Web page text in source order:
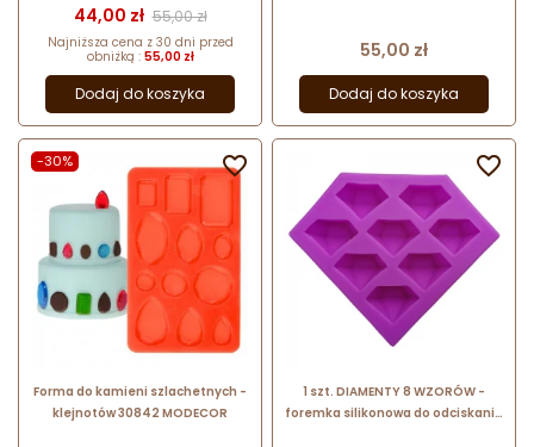
cukrowej
Cena
44,00 zł Cena podstawowa
55,00 zł
Najniższa cena z 30 dni przed
obniżką : 55,00 zł
Dodaj do koszyka
Cena
55,00 zł
Dodaj do koszyka
-30%
Forma do kamieni szlachetnych -
klejnotów 30842 MODECOR

1 szt. DIAMENTY 8 WZORÓW -
foremka silikonowa do odciskania
